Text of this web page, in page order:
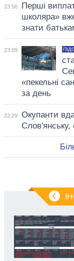
23:56
Перші
школяра»
знати
23:09
«пекельні
за день
22:29
Окупанти
Слов'янську,